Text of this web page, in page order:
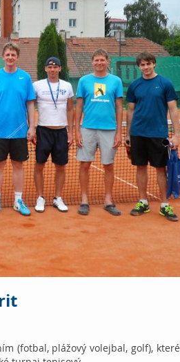
(fotbal, plážový volejbal, golf), které